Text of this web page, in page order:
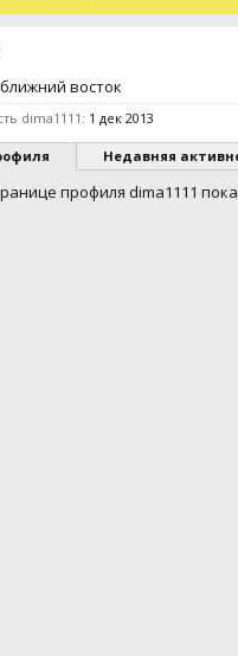
ближний восток
dima1111: 1 дек 2013
Недавняя
профиля dima1111